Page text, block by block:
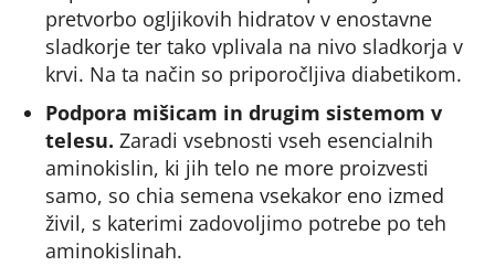
pretvorbo ogljikovih hidratov v enostavne
sladkorje ter tako vplivala na nivo sladkorja v
krvi. Na ta način so priporočljiva diabetikom.
Podpora mišicam in drugim sistemom v
telesu. Zaradi vsebnosti vseh esencialnih
aminokislin, ki jih telo ne more proizvesti
samo, so chia semena vsekakor eno izmed
živil, s katerimi zadovoljimo potrebe po teh
aminokislinah.